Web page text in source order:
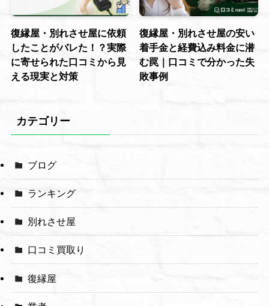
復縁屋・別れさせ屋に依頼
したことがバレた！？実際
に寄せられた口コミから見
える現実と対策
復縁屋・別れさせ屋の安い
着手金と経費込み料金に潜
む罠｜口コミで分かった失
敗事例
カテゴリー
ブログ
ランキング
別れさせ屋
口コミ買取り
復縁屋